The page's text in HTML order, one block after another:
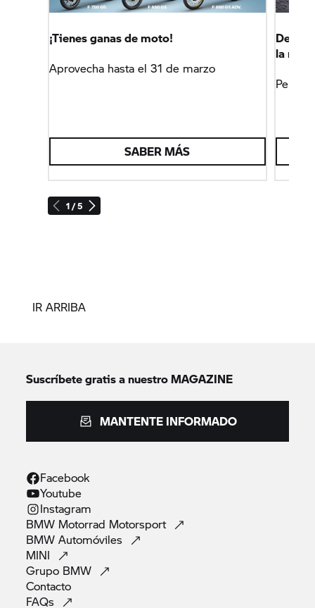
1 / 5
¡Tienes ganas de moto!
Aprovecha hasta el 31 de marzo
SABER MÁS
la
IR ARRIBA
Suscríbete gratis a nuestro MAGAZINE
MANTENTE INFORMADO
Facebook
Youtube
Instagram
BMW Motorrad Motorsport
BMWAutomóviles
MINI
Grupo BMW
Contacto
FAQs